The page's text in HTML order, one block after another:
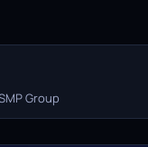
Group